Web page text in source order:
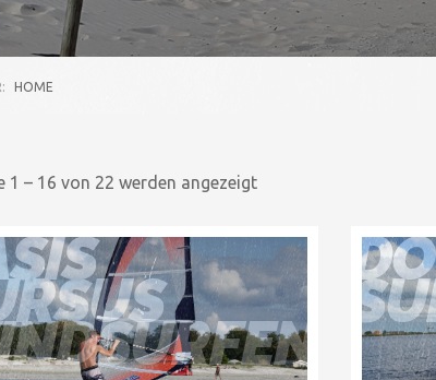
HOME
1 – 16 von 22 werden angezeigt